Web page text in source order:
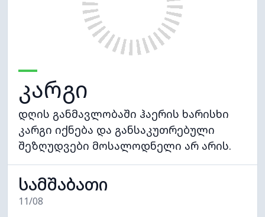
კარგი
დღის განმავლობაში ჰაერის ხარისხი
კარგი იქნება და განსაკუთრებული
შეზღუდვები მოსალოდნელი არ არის.
სამშაბათი
11/08